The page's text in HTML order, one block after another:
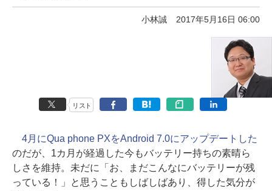
小林誠 2017年5月16日 06:00
リスト
4月にQua phone PXをAndroid 7.0にアップデートした
のだが、1カ月が経過した今もバッテリー持ちの素晴ら
しさを維持。未だに「お、まだこんなにバッテリーが残
っている！」と思うこともしばしばあり、得した気分が